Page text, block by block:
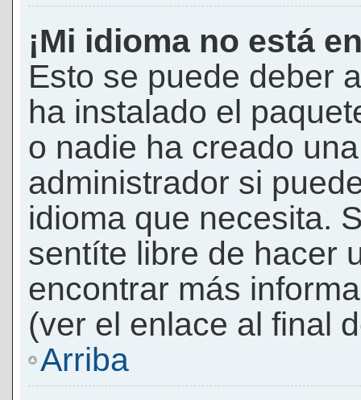
¡Mi idioma no está
Esto se puede deber
ha instalado el
o nadie ha creado
administrador si
idioma que necesita.
sentíte libre de hacer
encontrar más
(ver el enlace al final
Arriba